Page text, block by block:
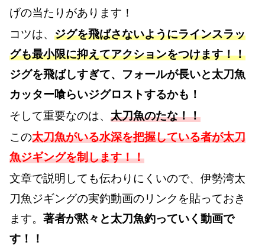
げの当たりがあります！
コツは、 ジグを飛ばさないようにラインスラッ
グも最小限に抑えてアクションをつけます！！
ジグを飛ばしすぎて、フォールが長いと太刀魚
カッター喰らいジグロストするかも！
そして重要なのは、 太刀魚のたな！！
この太刀魚がいる水深を把握している者が太刀
魚ジギングを制します！！
文章で説明しても伝わりにくいので、伊勢湾太
刀魚ジギングの実釣動画のリンクを貼っておき
ます。 著者が黙々と太刀魚釣っていく動画で
す！！